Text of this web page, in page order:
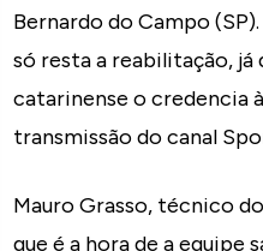
Bernardo do Campo
só resta a reabilitação, já
catarinense o credencia
transmissão do canal
Mauro Grasso, técnico
que é a hora de a equipe